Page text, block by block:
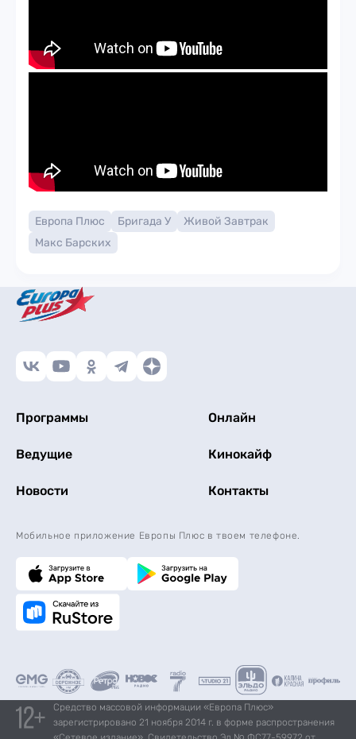
Европа Плюс Бригада У
Живой Завтрак
Макс Барских
Программы Онлайн
Ведущие Кинокайф
Новости Контакты
Мобильное приложение Европы Плюс в твоем телефоне.
Средство массовой информации «Европа Плюс»
зарегистрировано 21 ноября 2014 г. в форме распространения